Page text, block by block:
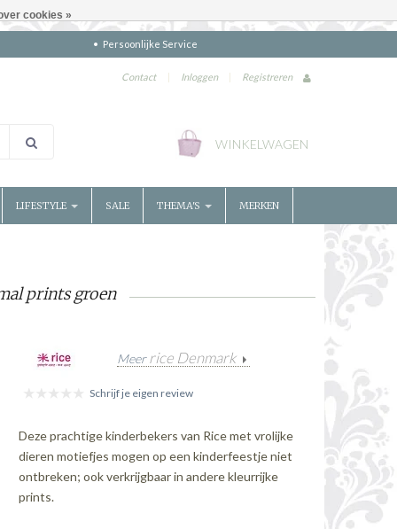
Persoonlijke Service
Contact | Inloggen | Registreren
WINKELWAGEN
LIFESTYLE SALE THEMA'S MERKEN
prints groen
Meerrice Denmark
Schrijf je eigen review
Deze prachtige kinderbekers van Rice met vrolijke
dieren motiefjes mogen op een kinderfeestje niet
ontbreken; ook verkrijgbaar in andere kleurrijke
prints.
cookies »